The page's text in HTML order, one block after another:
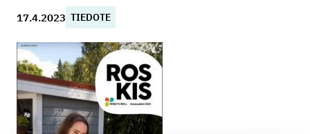
17.4.2023 TIEDOTE